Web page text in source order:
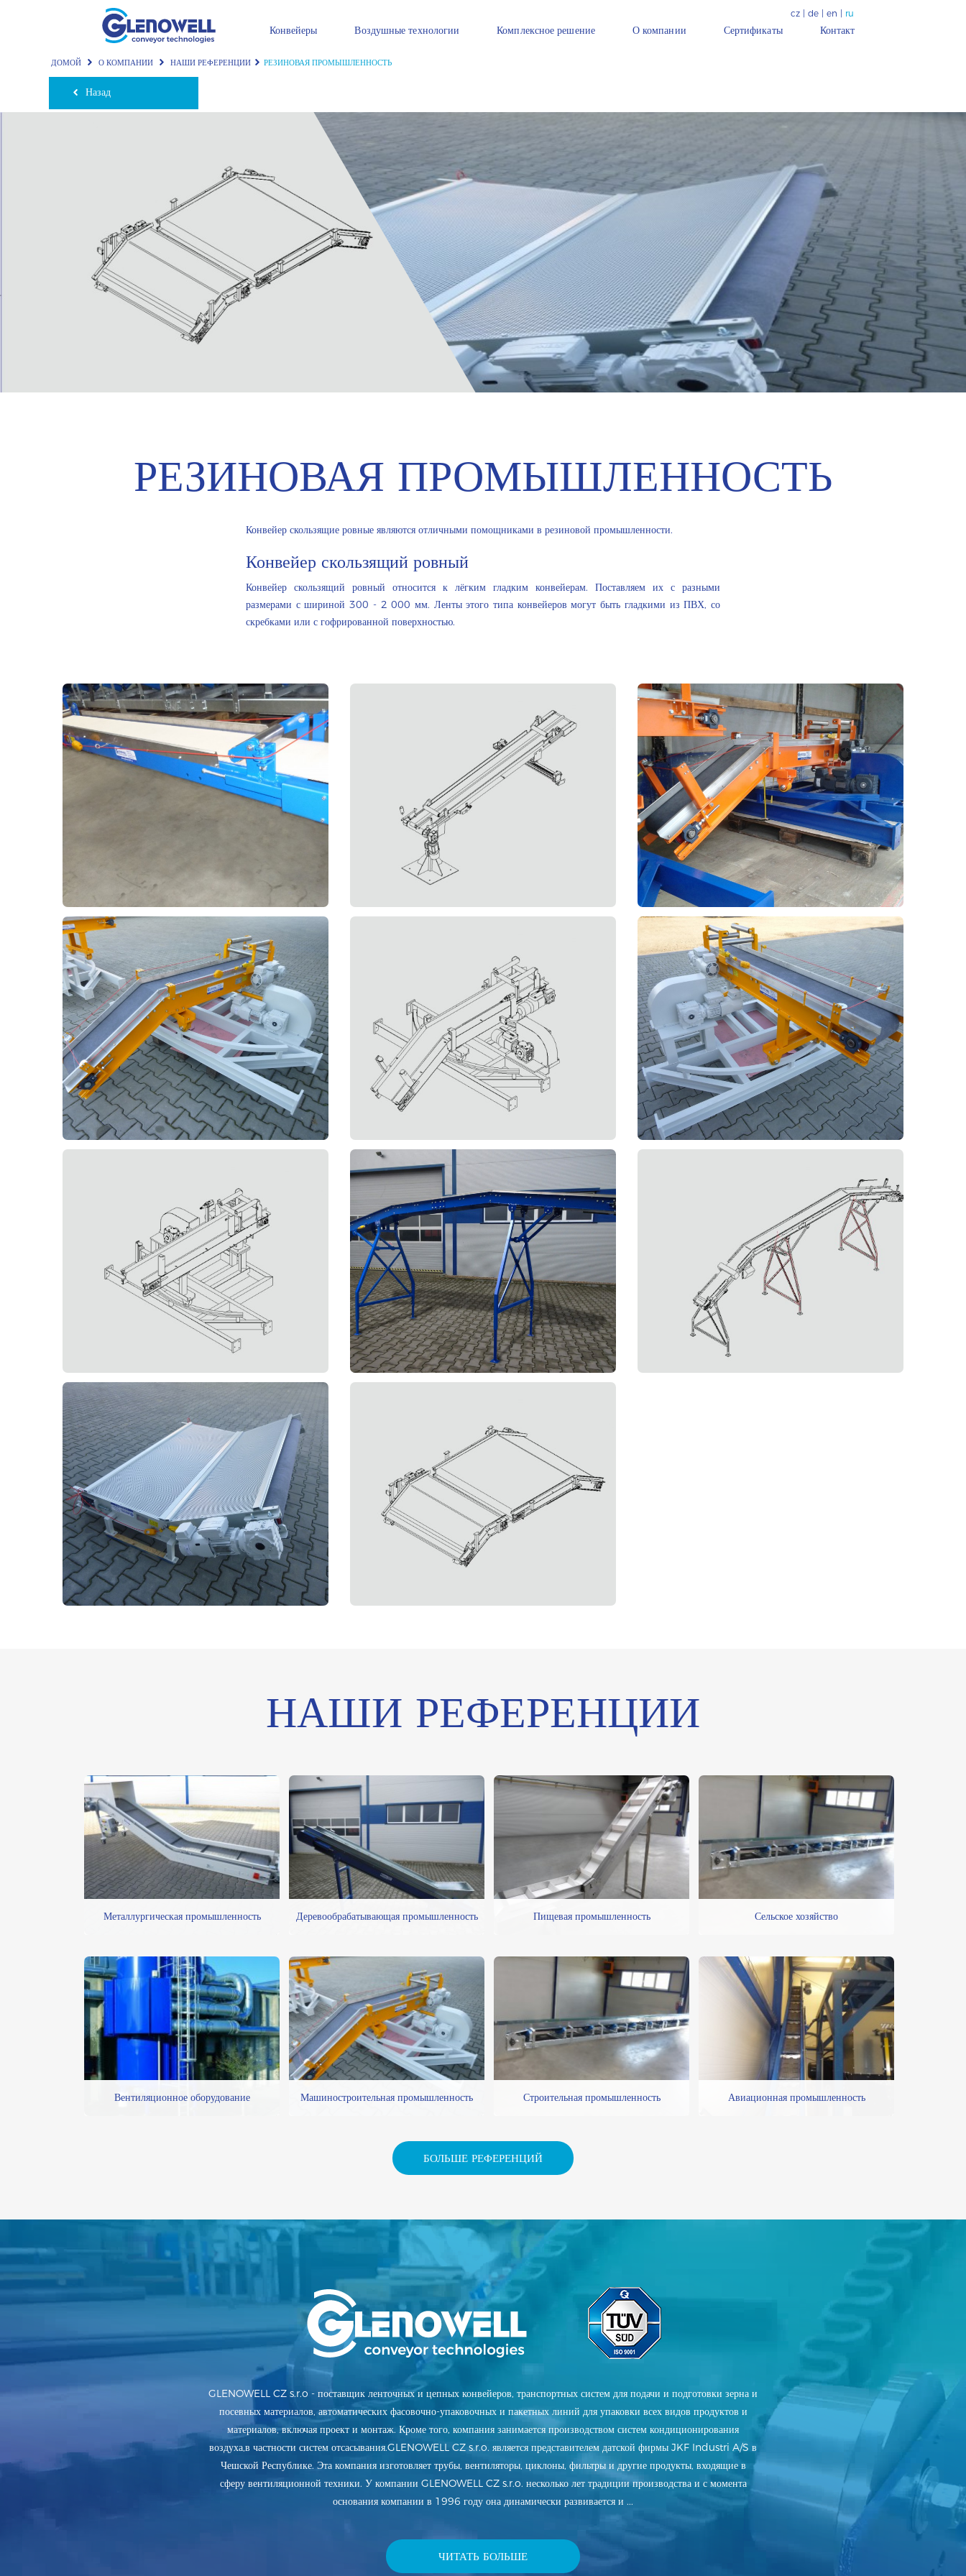
Конвейеры Воздушные технологии Комплексное решение О компании Сертификаты Контакт
cz |de |en ru
ДОМОЙ О КОМПАНИИ НАШИ РЕФЕРЕНЦИИ РЕЗИНОВАЯ ПРОМЫШЛЕННОСТЬ
Назад
РЕЗИНОВАЯ ПРОМЫШЛЕННОСТЬ
Конвейер скользящие ровные являются отличными помощниками в резиновой промышленности.
Конвейер скользящий ровный
Конвейер скользящий ровный относится к лёгким гладким конвейерам. Поставляем их с разными
размерами с шириной 300 - 2 000 мм. Ленты этого типа конвейеров могут быть гладкими из ПВХ, со
скребками или с гофрированной поверхностью.
НАШИ РЕФЕРЕНЦИИ
Металлургическая промышленность Деревообрабатывающая промышленность Пищевая промышленность Сельское хозяйство
Вентиляционное оборудование Машиностроительная промышленность Строительная промышленность Авиационная промышленность
БОЛЬШЕ РЕФЕРЕНЦИЙ
GLENOWELL CZ s.r.o - поставщик ленточных и цепных конвейеров, транспортных систем для подачи и подготовки зерна и
посевных материалов, автоматических фасовочно-упаковочных и пакетных линий для упаковки всех видов продуктов и
материалов, включая проект и монтаж. Кроме того, компания занимается производством систем кондиционирования
воздуха,в частности систем отсасывания.GLENOWELL CZ s.r.o. является представителем датской фирмы JKF Industri A/S в
Чешской Республике. Эта компания изготовляет трубы, вентиляторы, циклоны, фильтры и другие продукты, входящие в
сферу вентиляционной техники. У компании GLENOWELL CZ s.r.o. несколько лет традиции производства и с момента
основания компании в 1996 году она динамически развивается и ...
ЧИТАТЬ БОЛЬШЕ